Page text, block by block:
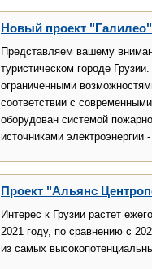
Новый проект
Представляем вашему
туристическом городе
ограниченными
соответствии с
оборудован системой
источниками электроэнергии
Проект "Альянс
Интерес к Грузии растет
2021 году, по сравнению с
из самых